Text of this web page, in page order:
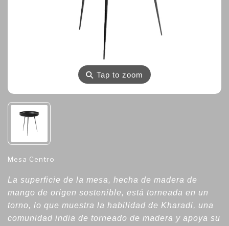
⚲Tap to zoom
Mesa Centro
La superficie de la mesa, hecha de madera de
mango de origen sostenible, está torneada en un
torno, lo que muestra la habilidad de Kharadi, una
comunidad india de torneado de madera y apoya su